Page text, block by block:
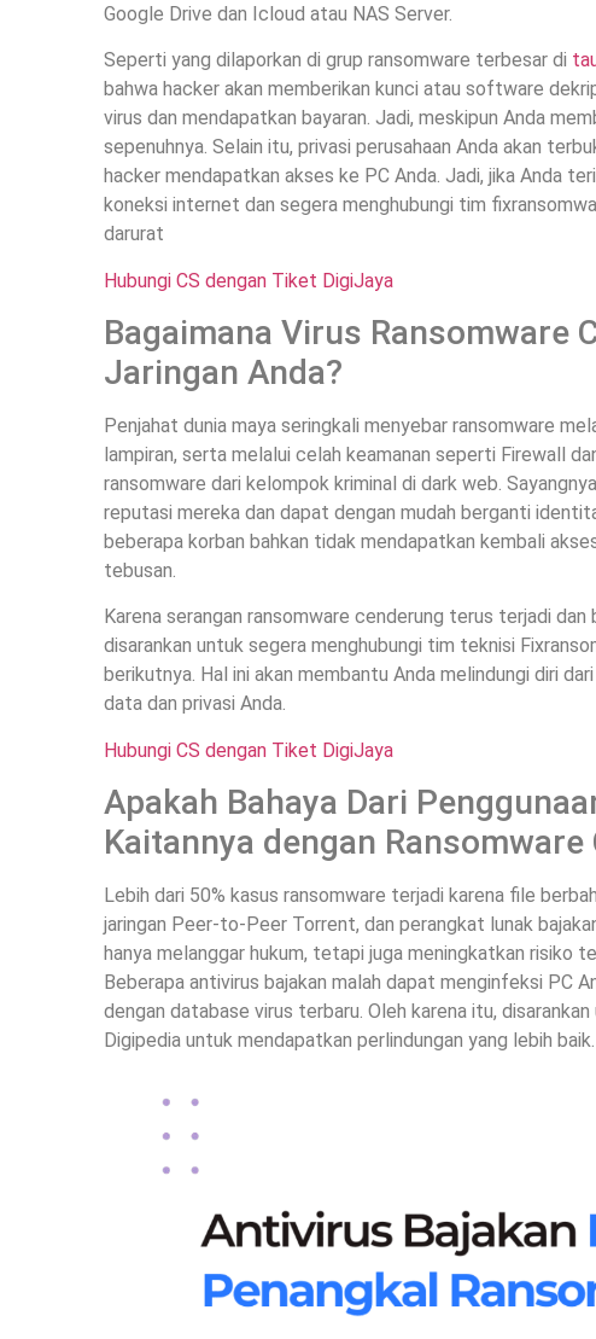
Google Drive dan Icloud atau NAS Server.
Seperti yang dilaporkan di grup ransomware terbesar di
bahwa hacker akan memberikan kunci atau software
virus dan mendapatkan bayaran. Jadi, meskipun Anda
sepenuhnya. Selain itu, privasi perusahaan Anda akan
hacker mendapatkan akses ke PC Anda. Jadi, jika Anda
koneksi internet dan segera menghubungi tim
darurat
Hubungi CS dengan Tiket DigiJaya
Bagaimana Virus Ransomware
Jaringan Anda?
Penjahat dunia maya seringkali menyebar ransomware
lampiran, serta melalui celah keamanan seperti Firewall
ransomware dari kelompok kriminal di dark web.
reputasi mereka dan dapat dengan mudah berganti
beberapa korban bahkan tidak mendapatkan kembali
tebusan.
Karena serangan ransomware cenderung terus terjadi
disarankan untuk segera menghubungi tim teknisi
berikutnya. Hal ini akan membantu Anda melindungi diri
data dan privasi Anda.
Hubungi CS dengan Tiket DigiJaya
Apakah Bahaya Dari
Kaitannya dengan Ransomware
Lebih dari 50% kasus ransomware terjadi karena file
jaringan Peer-to-Peer Torrent, dan perangkat lunak
hanya melanggar hukum, tetapi juga meningkatkan risiko
Beberapa antivirus bajakan malah dapat menginfeksi PC
dengan database virus terbaru. Oleh karena itu,
Digipedia untuk mendapatkan perlindungan yang lebih baik.